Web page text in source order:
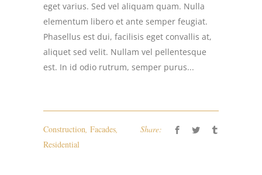
eget varius. Sed vel aliquam quam. Nulla
elementum libero et ante semper feugiat.
Phasellus est dui, facilisis eget convallis at,
aliquet sed velit. Nullam vel pellentesque
est. In id odio rutrum, semper purus...
Construction, Facades,
Residential
Share: